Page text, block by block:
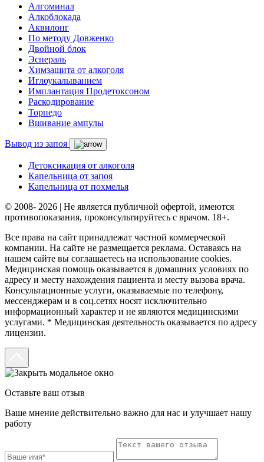
Алгоминал
Алкоблокада
Аквилонг
По методу Довженко
Двойной блок
Эспераль
Химзащита от алкоголя
Иглоукалыванием
Имплантация Продетоксоном
Раскодирование
Торпедо
Вшивание ампулы
Вывод из запоя
Детоксикация от алкоголя
Капельница от запоя
Капельница от похмелья
© 2008- 2026 | Не является публичной офертой, имеются
противопоказания, проконсультируйтесь с врачом. 18+.
Все права на сайт принадлежат частной коммерческой
компании. На сайте не размещается реклама. Оставаясь на
нашем сайте вы соглашаетесь на использование cookies.
Медицинская помощь оказывается в домашних условиях по
адресу и месту нахождения пациента и месту вызова врача.
Консультационные услуги, оказываемые по телефону,
мессенджерам и в соц.сетях носят исключительно
информационный характер и не являются медицинскими
услугами. * Медицинская деятельность оказывается по адресу
лицензии.
Оставьте ваш отзыв
Ваше мнение действительно важно для нас и улучшает нашу
работу